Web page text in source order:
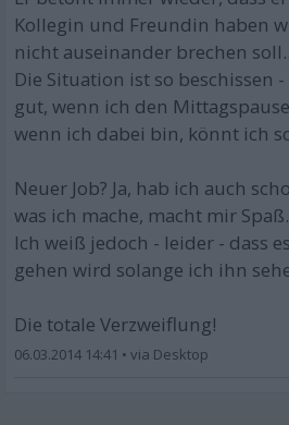
Kollegin und Freundin haben
nicht auseinander brechen
Die Situation ist so beschissen
gut, wenn ich den
wenn ich dabei bin, könnt ich
Neuer Job? Ja, hab ich auch
was ich mache, macht mir
Ich weiß jedoch - leider - dass
gehen wird solange ich ihn
Die totale Verzweiflung!
06.03.2014 14:41 •